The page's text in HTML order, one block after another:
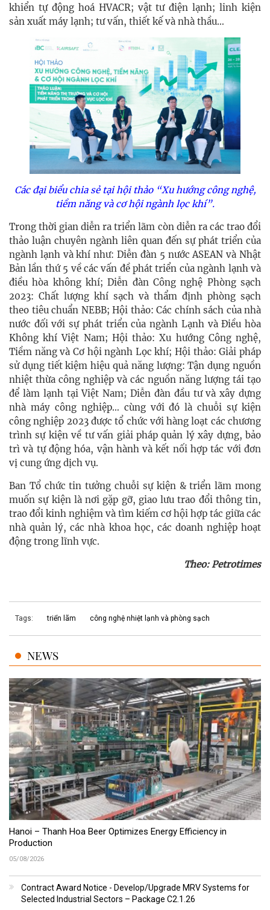
khiển tự động hoá HVACR; vật tư điện lạnh; linh kiện
sản xuất máy lạnh; tư vấn, thiết kế và nhà thầu…
Các đại biểu chia sẻ tại hội thảo “Xu hướng công nghệ,
tiềm năng và cơ hội ngành lọc khí”.
Trong thời gian diễn ra triển lãm còn diễn ra các trao đổi
thảo luận chuyên ngành liên quan đến sự phát triển của
ngành lạnh và khí như: Diễn đàn 5 nước ASEAN và Nhật
Bản lần thứ 5 về các vấn đề phát triển của ngành lạnh và
điều hòa không khí; Diễn đàn Công nghệ Phòng sạch
2023: Chất lượng khí sạch và thẩm định phòng sạch
theo tiêu chuẩn NEBB; Hội thảo: Các chính sách của nhà
nước đối với sự phát triển của ngành Lạnh và Điều hòa
Không khí Việt Nam; Hội thảo: Xu hướng Công nghệ,
Tiềm năng và Cơ hội ngành Lọc khí; Hội thảo: Giải pháp
sử dụng tiết kiệm hiệu quả năng lượng: Tận dụng nguồn
nhiệt thừa công nghiệp và các nguồn năng lượng tái tạo
để làm lạnh tại Việt Nam; Diễn đàn đầu tư và xây dựng
nhà máy công nghiệp… cùng với đó là chuỗi sự kiện
công nghiệp 2023 được tổ chức với hàng loạt các chương
trình sự kiện về tư vấn giải pháp quản lý xây dựng, bảo
trì và tự động hóa, vận hành và kết nối hợp tác với đơn
vị cung ứng dịch vụ.
Ban Tổ chức tin tưởng chuỗi sự kiện & triển lãm mong
muốn sự kiện là nơi gặp gỡ, giao lưu trao đổi thông tin,
trao đổi kinh nghiệm và tìm kiếm cơ hội hợp tác giữa các
nhà quản lý, các nhà khoa học, các doanh nghiệp hoạt
động trong lĩnh vực.
Theo: Petrotimes
Tags: triển lãm công nghệ nhiệt lạnh và phòng sạch
NEWS
Hanoi – Thanh Hoa Beer Optimizes Energy Efficiency in
Production
05/08/2026
Contract Award Notice - Develop/Upgrade MRV Systems for
Selected Industrial Sectors – Package C2.1.26